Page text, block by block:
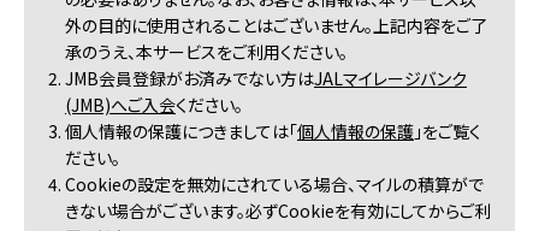
外の目的に使用されることはございません。上記内容をご了
承のうえ、本サービスをご利用ください。
2. JMB会員登録がお済みでない方はJALマイレージバンク
(JMB)へご入会ください。
3. 個人情報の保護につきましては「個人情報の保護 」をご覧く
ださい。
4. Cookieの設定を無効にされている場合、マイルの積算がで
きない場合がございます。必ずCookieを有効にしてからご利